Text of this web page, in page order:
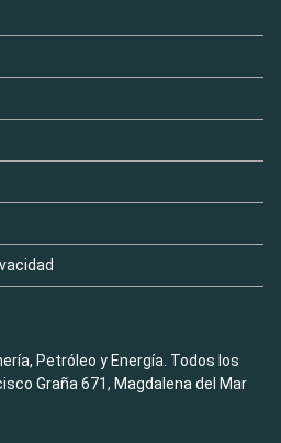
Petróleo y Energía. Todos los
Graña 671, Magdalena del Mar